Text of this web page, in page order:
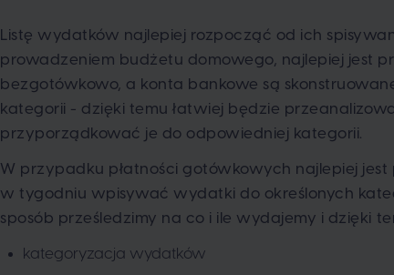
Listę wydatków najlepiej rozpocząć od ich
prowadzeniem budżetu domowego, najlepiej jest
bezgotówkowo, a konta bankowe są
kategorii - dzięki temu łatwiej będzie
przyporządkować je do odpowiedniej kategorii.
W przypadku płatności gotówkowych najlepiej
w tygodniu wpisywać wydatki do określonych
sposób prześledzimy na co i ile wydajemy i dzięki
kategoryzacja wydatków